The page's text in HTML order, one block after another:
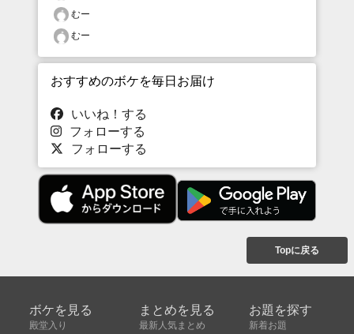
むー
むー
おすすめのボケを毎日お届け
いいね！する
フォローする
フォローする
Topに戻る
ボケを見る
殿堂入り
まとめを見る
最新人気まとめ
お題を探す
新着お題